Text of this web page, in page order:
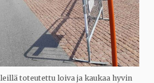
toteutettu loiva ja kaukaa hyvin